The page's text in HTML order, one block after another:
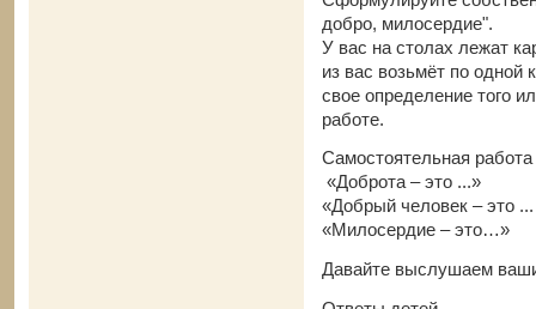
добро, милосердие".
У вас на столах лежат
из вас возьмёт по одной
свое определение того
работе.
Самостоятельная
«Доброта – это ...»
«Добрый человек – это
«Милосердие – это…»
Давайте выслушаем